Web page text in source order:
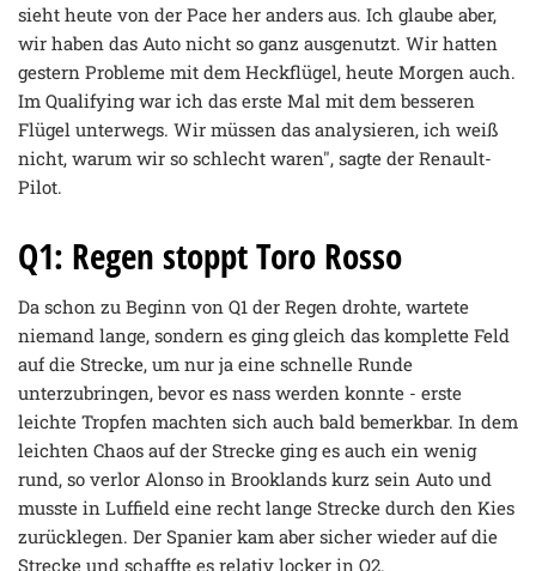
sieht heute von der Pace her anders aus. Ich glaube aber,
wir haben das Auto nicht so ganz ausgenutzt. Wir hatten
gestern Probleme mit dem Heckflügel, heute Morgen auch.
Im Qualifying war ich das erste Mal mit dem besseren
Flügel unterwegs. Wir müssen das analysieren, ich weiß
nicht, warum wir so schlecht waren", sagte der Renault-
Pilot.
Q1: Regen stoppt Toro Rosso
Da schon zu Beginn von Q1 der Regen drohte, wartete
niemand lange, sondern es ging gleich das komplette Feld
auf die Strecke, um nur ja eine schnelle Runde
unterzubringen, bevor es nass werden konnte - erste
leichte Tropfen machten sich auch bald bemerkbar. In dem
leichten Chaos auf der Strecke ging es auch ein wenig
rund, so verlor Alonso in Brooklands kurz sein Auto und
musste in Luffield eine recht lange Strecke durch den Kies
zurücklegen. Der Spanier kam aber sicher wieder auf die
Strecke und schaffte es relativ locker in Q2.